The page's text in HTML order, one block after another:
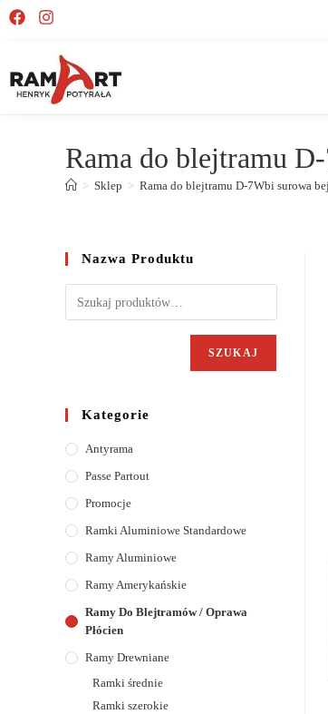
Rama do blejtramu
> Sklep > Rama do blejtramu D-7Wbi surowa
Nazwa Produktu
SZUKAJ
Kategorie
Antyrama
Passe Partout
Promocje
Ramki Aluminiowe Standardowe
Ramy Aluminiowe
Ramy Amerykańskie
Ramy Do Blejtramów / Oprawa
Płócien
Ramy Drewniane
Ramki średnie
Ramki szerokie